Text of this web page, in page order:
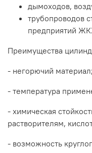
дымоходов,
трубопроводов
предприятий
Преимущества
- негорючий материал;
- температура
- химическая стойкость по отношению к маслам,
растворителям,
- возможность